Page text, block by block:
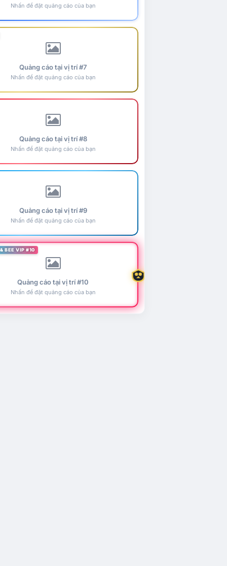
Nhấn để đặt quảng cáo của bạn
Quảng cáo tại vị trí #7
Nhấn để đặt quảng cáo của bạn
Quảng cáo tại vị trí #8
Nhấn để đặt quảng cáo của bạn
Quảng cáo tại vị trí #9
Nhấn để đặt quảng cáo của bạn
BEE VIP #10
Quảng cáo tại vị trí #10
Nhấn để đặt quảng cáo của bạn